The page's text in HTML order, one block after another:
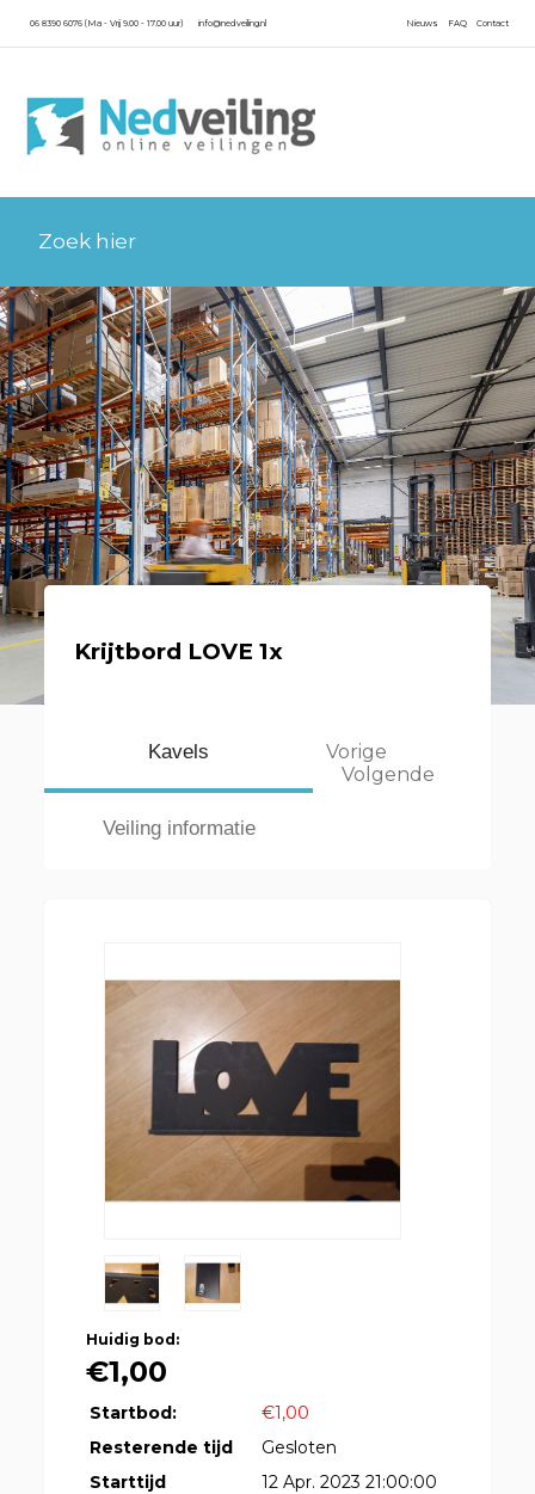
06 8390 6076 (Ma - Vrij 9.00 - 17.00 uur) info@nedveiling.nl Contact
FAQ
Nieuws
Krijtbord LOVE 1x
Kavels
Veiling informatie
Vorige
Volgende
Huidig bod:
€1,00
Startbod:
€1,00
Resterende tijd
Gesloten
Starttijd
12 Apr. 2023 21:00:00